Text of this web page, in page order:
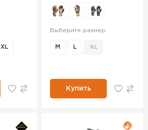
XL
Выберите размер:
M L XL
Купить